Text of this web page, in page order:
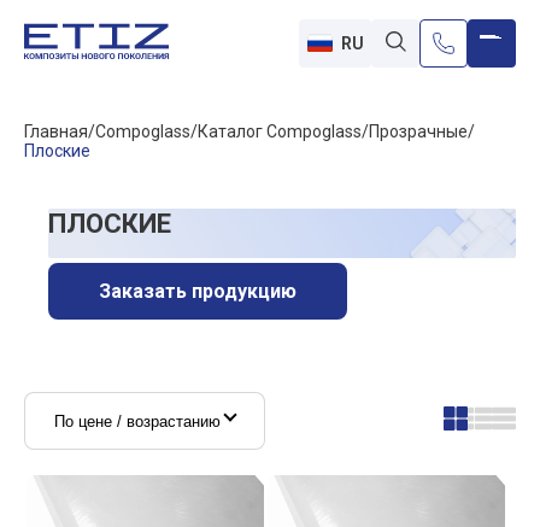
RU
Главная Compoglass Каталог Compoglass Прозрачные
Плоские
ПЛОСКИЕ
Заказать продукцию